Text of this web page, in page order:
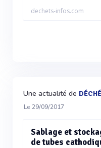
dechets-infos.com
Une actualité de
Le 29/09/2017
Sablage et
de tubes